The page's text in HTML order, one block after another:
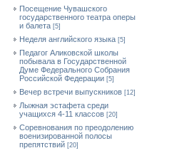
Посещение Чувашского
государственного театра оперы
и балета [5]
Неделя английского языка [5]
Педагог Аликовской школы
побывала в Государственной
Думе Федерального Собрания
Российской Федерации [5]
Вечер встречи выпускников [12]
Лыжная эстафета среди
учащихся 4-11 классов [20]
Cоревнования по преодолению
военизированной полосы
препятствий [20]